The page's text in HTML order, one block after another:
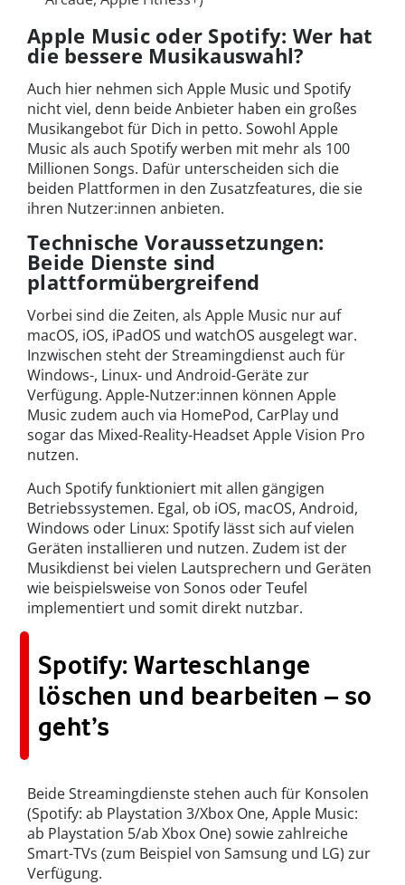
Apple Music oder Spotify: Wer hat
die bessere Musikauswahl?
Auch hier nehmen sich Apple Music und Spotify
nicht viel, denn beide Anbieter haben ein großes
Musikangebot für Dich in petto. Sowohl Apple
Music als auch Spotify werben mit mehr als 100
Millionen Songs. Dafür unterscheiden sich die
beiden Plattformen in den Zusatzfeatures, die sie
ihren Nutzer:innen anbieten.
Technische Voraussetzungen:
Beide Dienste sind
plattformübergreifend
Vorbei sind die Zeiten, als Apple Music nur auf
macOS, iOS, iPadOS und watchOS ausgelegt war.
Inzwischen steht der Streamingdienst auch für
Windows-, Linux- und Android-Geräte zur
Verfügung. Apple-Nutzer:innen können Apple
Music zudem auch via HomePod, CarPlay und
sogar das Mixed-Reality-Headset Apple Vision Pro
nutzen.
Auch Spotify funktioniert mit allen gängigen
Betriebssystemen. Egal, ob iOS, macOS, Android,
Windows oder Linux: Spotify lässt sich auf vielen
Geräten installieren und nutzen. Zudem ist der
Musikdienst bei vielen Lautsprechern und Geräten
wie beispielsweise von Sonos oder Teufel
implementiert und somit direkt nutzbar.
Spotify: Warteschlange
löschen und bearbeiten – so
geht’s
Beide Streamingdienste stehen auch für Konsolen
(Spotify: ab Playstation 3/Xbox One, Apple Music:
ab Playstation 5/ab Xbox One) sowie zahlreiche
Smart-TVs (zum Beispiel von Samsung und LG) zur
Verfügung.